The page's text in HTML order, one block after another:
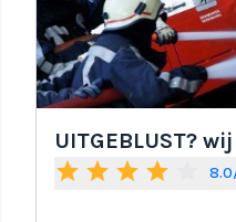
UITGEBLUST?
star star star star